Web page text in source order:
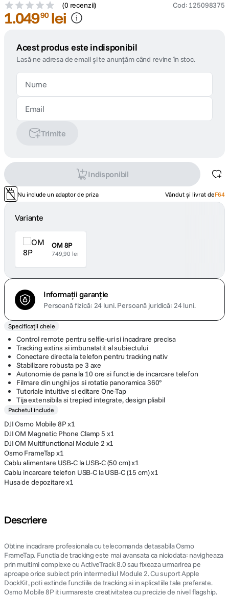
(0 recenzii) Cod: 125098375
1.04990 lei
Acest produs este indisponibil
Lasă-ne adresa de email și te anunțăm când revine în stoc.
Trimite
Indisponibil
Nu include un adaptor de priza Vândut și livrat deF64
Variante
OM 8P
749,90 lei
Informații garanție
Persoană fizică: 24 luni.Persoană juridică: 24 luni.
Specificații cheie
Control remote pentru selfie-uri si incadrare precisa
Tracking extins si imbunatatit al subiectului
Conectare directa la telefon pentru tracking nativ
Stabilizare robusta pe 3 axe
Autonomie de pana la 10 ore si functie de incarcare telefon
Filmare din unghi jos si rotatie panoramica 360°
Tutoriale intuitive si editare One-Tap
Tija extensibila si trepied integrate, design pliabil
Pachetul include
DJI Osmo Mobile 8P x1
DJI OM Magnetic Phone Clamp 5 x1
DJI OM Multifunctional Module 2 x1
Osmo FrameTap x1
Cablu alimentare USB-C la USB-C (50 cm) x1
Cablu incarcare telefon USB-C la USB-C (15 cm) x1
Husa de depozitare x1
Descriere
Obtine incadrare profesionala cu telecomanda detasabila Osmo
FrameTap. Functia de tracking este mai avansata ca niciodata: navigheaza
prin multimi complexe cu ActiveTrack 8.0 sau fixeaza urmarirea pe
aproape orice subiect prin intermediul Module 2. Cu suport Apple
DockKit, poti extinde functiile de tracking si in aplicatiile tale preferate.
Osmo Mobile 8P iti urmareste creativitatea cu precizie de nivel flagship.